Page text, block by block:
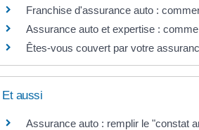
Franchise d'assurance auto :
Assurance auto et expertise :
Êtes-vous couvert par votre
Et aussi
Assurance auto : remplir le "constat